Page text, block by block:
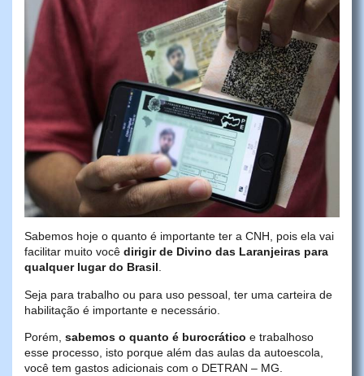
Sabemos hoje o quanto é importante ter a CNH, pois ela vai
facilitar muito você dirigir de Divino das Laranjeiras para
qualquer lugar do Brasil.
Seja para trabalho ou para uso pessoal, ter uma carteira de
habilitação é importante e necessário.
Porém, sabemos o quanto é burocrático e trabalhoso
esse processo, isto porque além das aulas da autoescola,
você tem gastos adicionais com o DETRAN – MG.